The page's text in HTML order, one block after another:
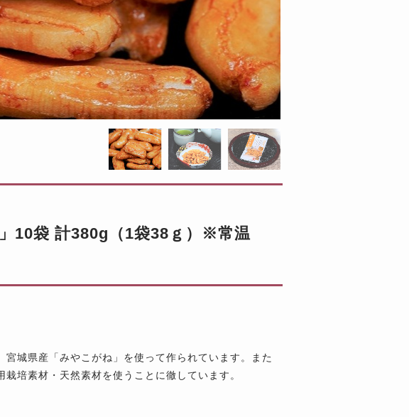
10袋 計380g（1袋38ｇ）※常温
城県産「みやこがね」を使って作られています。また
培素材・天然素材を使うことに徹しています。